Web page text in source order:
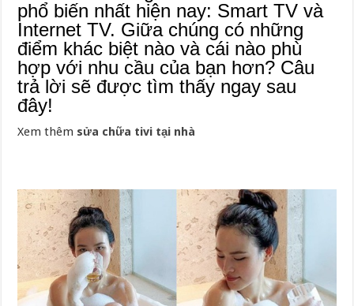
phổ biến nhất hiện nay: Smart TV và
Internet TV. Giữa chúng có những
điểm khác biệt nào và cái nào phù
hợp với nhu cầu của bạn hơn? Câu
trả lời sẽ được tìm thấy ngay sau
đây!
Xem thêm sửa chữa tivi tại nhà